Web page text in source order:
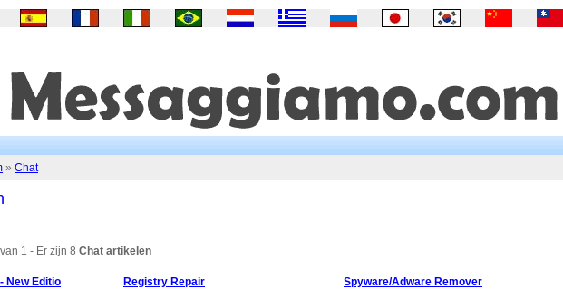
» Chat
1 - Er zijn 8 Chat artikelen
New Editio
Registry Repair
Spyware/Adware Remover